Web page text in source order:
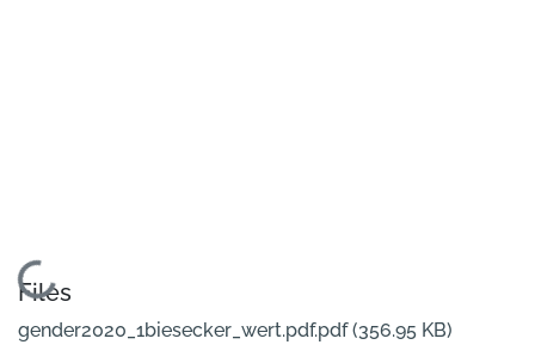
Loading...
Files
gender2020_1biesecker_wert.pdf.pdf(356.95 KB)